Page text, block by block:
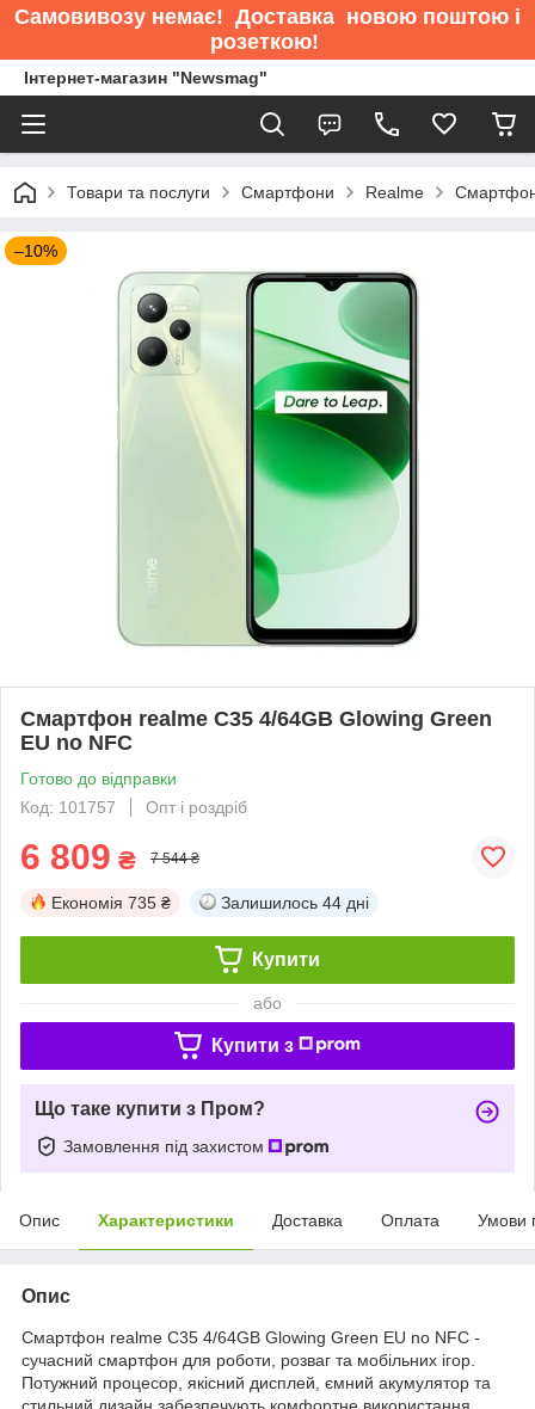
Самовивозу немає! Доставка новою поштою і
розеткою!
Інтернет-магазин "Newsmag"
Товари та послуги Смартфони Realme
–10%
Смартфон realme C35 4/64GB Glowing Green
EU no NFC
Готово до відправки
Код: 101757
Опт і роздріб
6 809 ₴ 7 544 ₴
Економія 735 ₴ Залишилось 44 дні
Купити
або
Купити з
Що таке купити з Пром?
Замовлення під захистом
Опис Характеристики Доставка Оплата Умови
Опис
Смартфон realme C35 4/64GB Glowing Green EU no NFC -
сучасний смартфон для роботи, розваг та мобільних ігор.
Потужний процесор, якісний дисплей, ємний акумулятор та
стильний дизайн забезпечують комфортне використання